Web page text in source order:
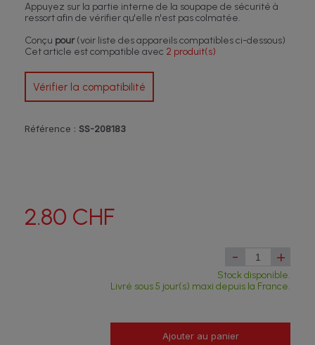
Appuyez sur la partie interne de la soupape de sécurité à
ressort afin de vérifier qu'elle n'est pas colmatée.
Conçu pour(voir liste des appareils compatibles ci-dessous)
Cet article est compatible avec 2 produit(s)
Vérifier la compatibilité
Référence : SS-208183
2.80 CHF
- +
Stock disponible.
Livré sous 5 jour(s) maxi depuis la France.
Ajouter au panier